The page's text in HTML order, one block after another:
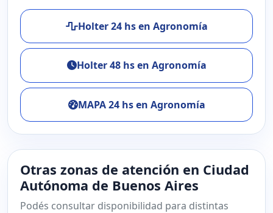
Holter 24 hs en Agronomía
Holter 48 hs en Agronomía
MAPA 24 hs en Agronomía
Otras zonas de atención en Ciudad
Autónoma de Buenos Aires
Podés consultar disponibilidad para distintas